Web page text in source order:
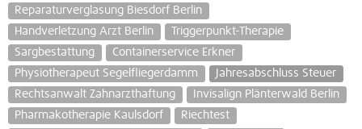
Reparaturverglasung Biesdorf Berlin
Handverletzung Arzt Berlin
Triggerpunkt-Therapie
Sargbestattung
Containerservice Erkner
Physiotherapeut Segelfliegerdamm
Jahresabschluss Steuer
Rechtsanwalt Zahnarzthaftung
Invisalign Plänterwald Berlin
Pharmakotherapie Kaulsdorf
Riechtest